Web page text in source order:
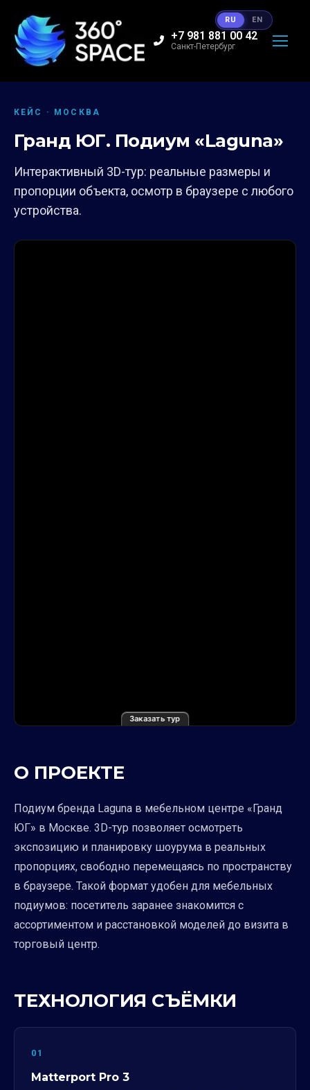
+7 981 881 00 42
Санкт-Петербург
КЕЙС · МОСКВА
Гранд ЮГ. Подиум «Laguna»
Интерактивный 3D-тур: реальные размеры и
пропорции объекта, осмотр в браузере с любого
устройства.
Заказать тур
О ПРОЕКТЕ
Подиум бренда Laguna в мебельном центре «Гранд
ЮГ» в Москве. 3D-тур позволяет осмотреть
экспозицию и планировку шоурума в реальных
пропорциях, свободно перемещаясь по пространству
в браузере. Такой формат удобен для мебельных
подиумов: посетитель заранее знакомится с
ассортиментом и расстановкой моделей до визита в
торговый центр.
ТЕХНОЛОГИЯ СЪЁМКИ
01
Matterport Pro 3
RU EN